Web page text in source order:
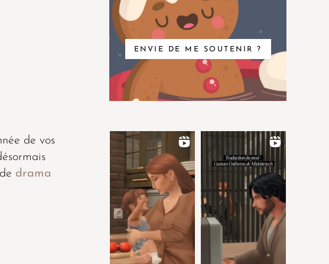
de vos
drama
ENVIE DE ME SOUTENIR ?